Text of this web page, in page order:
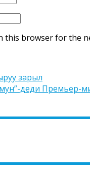
this browser for the
зарыл
деди Премьер-